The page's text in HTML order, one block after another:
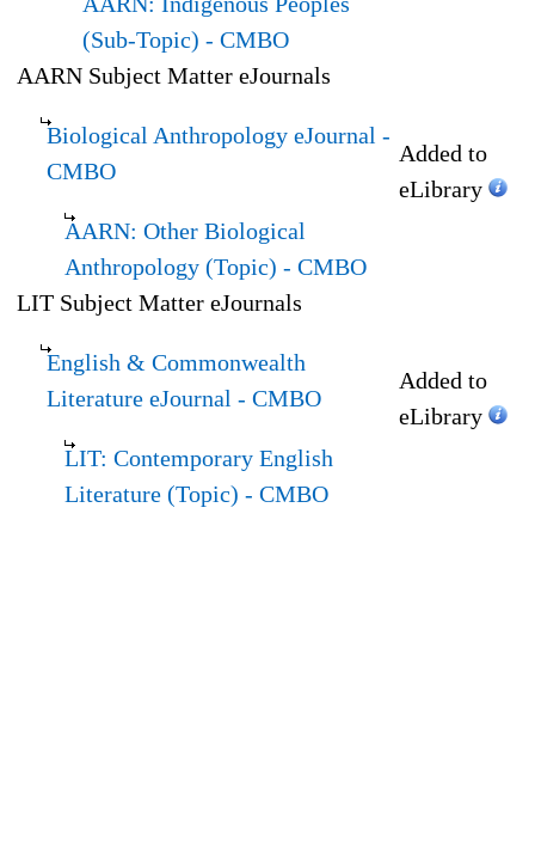
(Sub-Topic) - CMBO
AARN Subject Matter eJournals
Biological Anthropology eJournal -
CMBO
AARN: Other Biological
Anthropology (Topic) - CMBO
Added to
eLibrary
LIT Subject Matter eJournals
English & Commonwealth
Literature eJournal - CMBO
LIT: Contemporary English
Literature (Topic) - CMBO
Added to
eLibrary